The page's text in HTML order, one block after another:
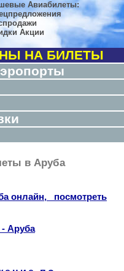
Авиабилеты:
Акции
НА БИЛЕТЫ
в Аруба
онлайн, посмотреть
Аруба